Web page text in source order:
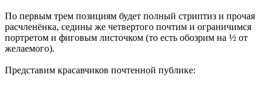
По первым трем позициям будет полный стриптиз и прочая
расчленёнка, седины же четвертого почтим и ограничимся
портретом и фиговым листочком (то есть обозрим на ½ от
желаемого).
Представим красавчиков почтенной публике: